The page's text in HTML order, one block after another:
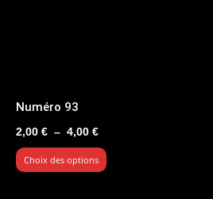
Numéro 93
2,00 € – 4,00 €Plage
de
prix :
Choix des options